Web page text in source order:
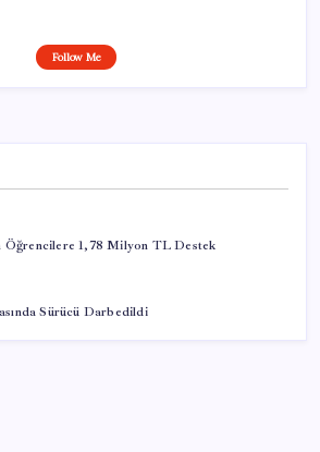
Follow Me
Öğrencilere 1,78 Milyon TL Destek
Sürücü Darbedildi